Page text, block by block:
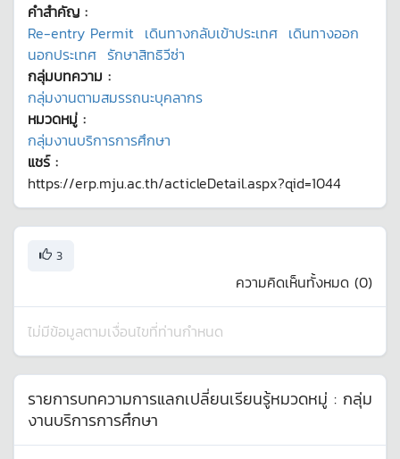
คำสำคัญ :
Re-entry Permit เดินทางกลับเข้าประเทศ เดินทางออก
นอกประเทศ รักษาสิทธิวีซ่า
กลุ่มบทความ :
กลุ่มงานตามสมรรถนะบุคลากร
หมวดหมู่ :
กลุ่มงานบริการการศึกษา
แชร์ :
https://erp.mju.ac.th/acticleDetail.aspx?qid=1044
3
ความคิดเห็นทั้งหมด (0)
ไม่มีข้อมูลตามเงื่อนไขที่ท่านกำหนด
รายการบทความการแลกเปลี่ยนเรียนรู้หมวดหมู่ : กลุ่ม
งานบริการการศึกษา